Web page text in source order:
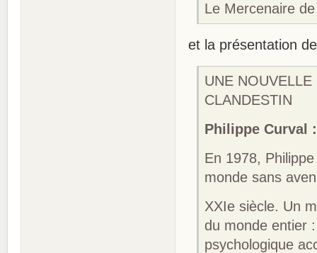
Le Mercenaire
et la présentation
UNE
CLANDESTIN
Philippe Curval
En 1978,
monde sans
XXIe siècle. Un
du monde entier
psychologique